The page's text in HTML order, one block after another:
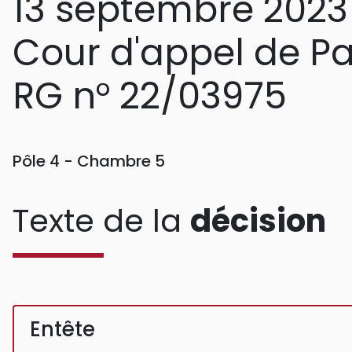
Cour d'appel de
RG n° 22/03975
Pôle 4 - Chambre 5
Texte de la décision
Entête